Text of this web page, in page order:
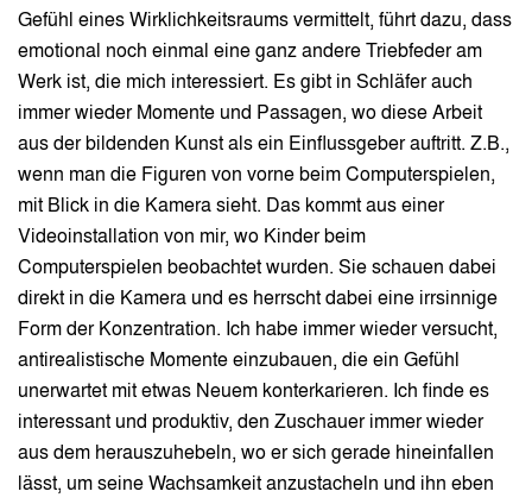
Gefühl eines Wirklichkeitsraums vermittelt, führt dazu, dass
emotional noch einmal eine ganz andere Triebfeder am
Werk ist, die mich interessiert. Es gibt in Schläfer auch
immer wieder Momente und Passagen, wo diese Arbeit
aus der bildenden Kunst als ein Einflussgeber auftritt. Z.B.,
wenn man die Figuren von vorne beim Computerspielen,
mit Blick in die Kamera sieht. Das kommt aus einer
Videoinstallation von mir, wo Kinder beim
Computerspielen beobachtet wurden. Sie schauen dabei
direkt in die Kamera und es herrscht dabei eine irrsinnige
Form der Konzentration. Ich habe immer wieder versucht,
antirealistische Momente einzubauen, die ein Gefühl
unerwartet mit etwas Neuem konterkarieren. Ich finde es
interessant und produktiv, den Zuschauer immer wieder
aus dem herauszuhebeln, wo er sich gerade hineinfallen
lässt, um seine Wachsamkeit anzustacheln und ihn eben